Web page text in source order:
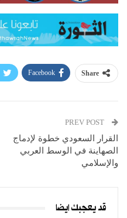
Share
Facebook
القرار السعودي خطوة لإدماج
الصهاينة في الوسط العربي
والإسلامي
قد يعجبك ايضا